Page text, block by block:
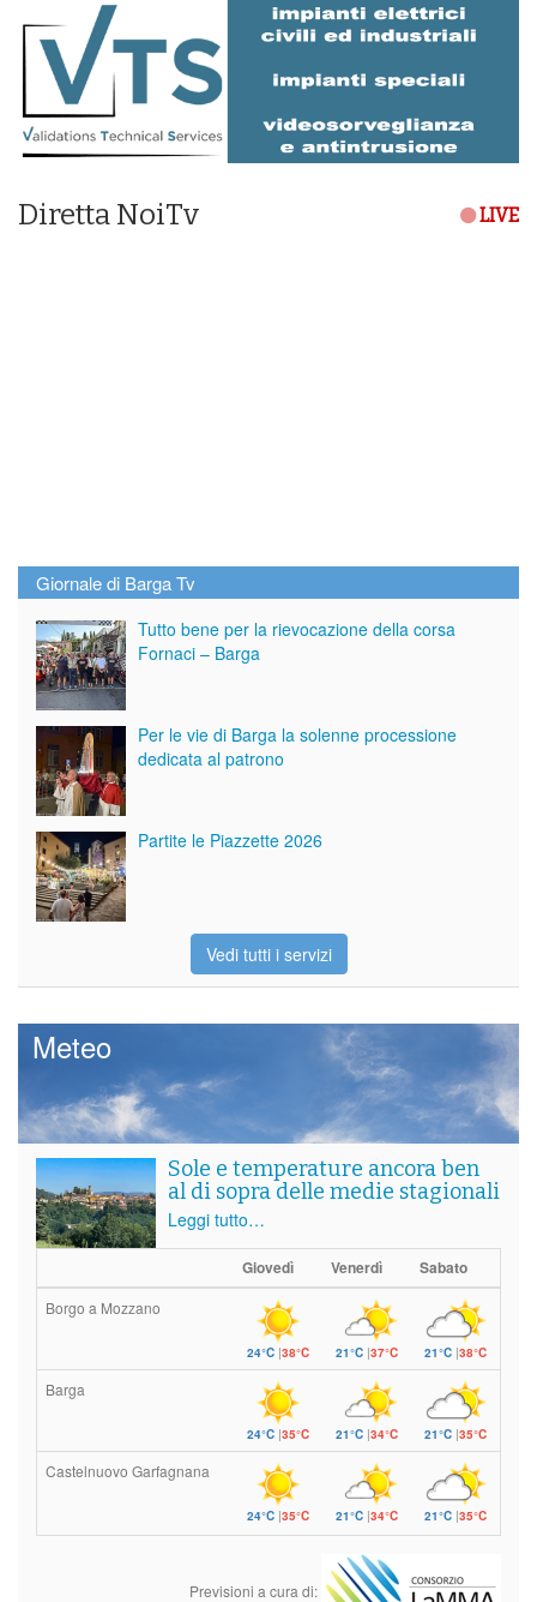
Diretta NoiTv LIVE
Giornale di Barga Tv
Tutto bene per la rievocazione della corsa
Fornaci – Barga
Per le vie di Barga la solenne processione
dedicata al patrono
Partite le Piazzette 2026
Vedi tutti i servizi
Meteo
Sole e temperature ancora ben
al di sopra delle medie stagionali
Leggi tutto…
Giovedì Venerdì Sabato
Borgo a Mozzano
24°C |38°C 21°C |37°C 21°C |38°C
Barga
24°C |35°C 21°C |34°C 21°C |35°C
Castelnuovo Garfagnana
24°C |35°C 21°C |34°C 21°C |35°C
Previsioni a cura di: